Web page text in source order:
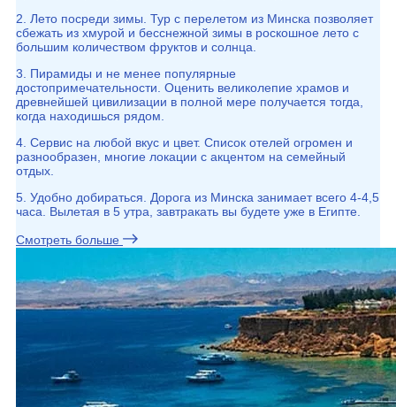
2. Лето посреди зимы. Тур с перелетом из Минска позволяет
сбежать из хмурой и бесснежной зимы в роскошное лето с
большим количеством фруктов и солнца.
3. Пирамиды и не менее популярные
достопримечательности. Оценить великолепие храмов и
древнейшей цивилизации в полной мере получается тогда,
когда находишься рядом.
4. Сервис на любой вкус и цвет. Список отелей огромен и
разнообразен, многие локации с акцентом на семейный
отдых.
5. Удобно добираться. Дорога из Минска занимает всего 4-4,5
часа. Вылетая в 5 утра, завтракать вы будете уже в Египте.
Смотреть больше